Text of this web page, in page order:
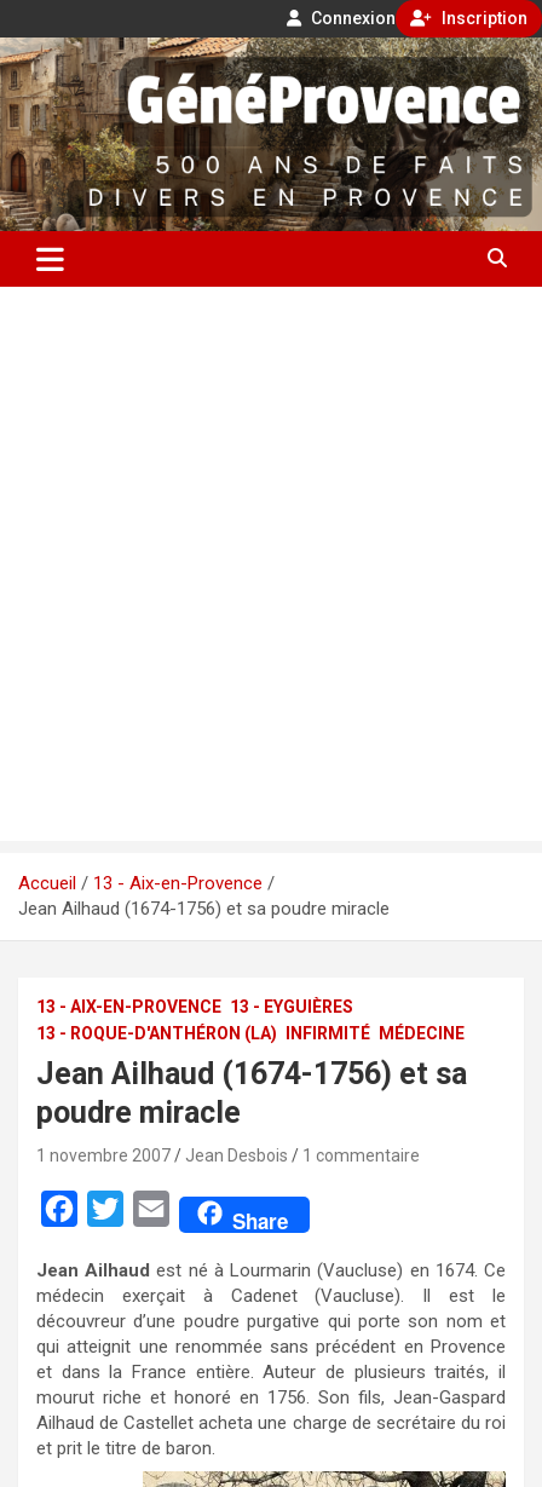
Connexion Inscription
Aller
au
contenu
GénéProvence
500 ans de faits divers en Provence
Accueil
13 - Aix-en-Provence
Jean Ailhaud (1674-1756) et sa poudre miracle
13 - AIX-EN-PROVENCE 13 - EYGUIÈRES
13 - ROQUE-D'ANTHÉRON (LA)
INFIRMITÉ MÉDECINE
Jean Ailhaud (1674-1756) et sa
poudre miracle
1 novembre 2007 Jean Desbois 1 commentaire
c
e
b
o
o
k
i
t
t
e
r
E
a
i
Share
Jean Ailhaud est né à Lourmarin (Vaucluse) en 1674. Ce
médecin exerçait à Cadenet (Vaucluse). Il est le
découvreur d’une poudre purgative qui porte son nom et
qui atteignit une renommée sans précédent en Provence
et dans la France entière. Auteur de plusieurs traités, il
mourut riche et honoré en 1756. Son fils, Jean-Gaspard
Ailhaud de Castellet acheta une charge de secrétaire du roi
et prit le titre de baron.